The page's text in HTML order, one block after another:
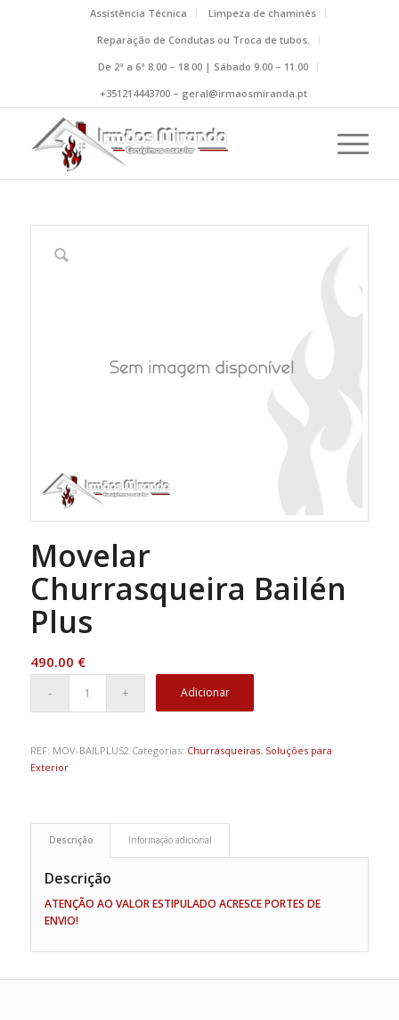
Assistência Técnica
Limpeza de chaminés
Reparação de Condutas ou Troca de tubos.
De 2ª a 6ª 8.00 – 18.00 | Sábado 9.00 – 11.00
+351214443700 – geral@irmaosmiranda.pt
Movelar
Churrasqueira Bailén
Plus
490.00 €
Adicionar
REF: MOV-BAILPLUS2 Categorias: Churrasqueiras, Soluções para
Exterior
Descrição Informação adicional
Descrição
ATENÇÃO AO VALOR ESTIPULADO ACRESCE PORTES DE
ENVIO!